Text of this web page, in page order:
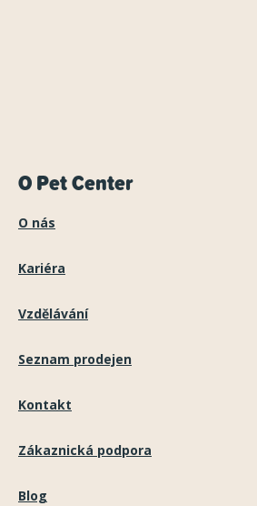
O Pet Center
O nás
Kariéra
Vzdělávání
Seznam prodejen
Kontakt
Zákaznická podpora
Blog